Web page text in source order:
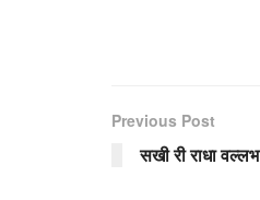
Previous Post
सखी री राधा